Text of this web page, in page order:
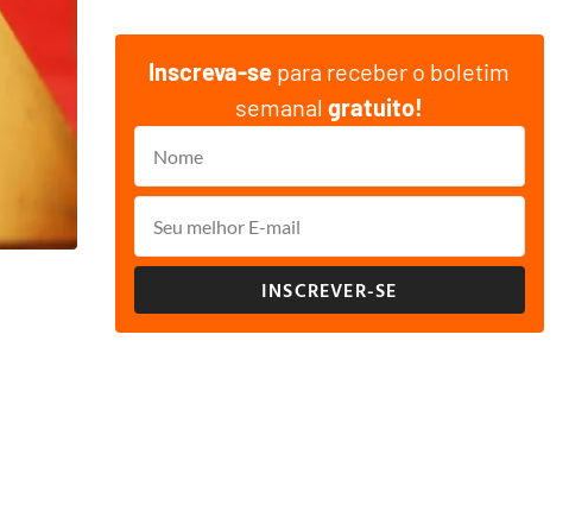
Inscreva-se para receber o boletim
semanalgratuito!
INSCREVER-SE